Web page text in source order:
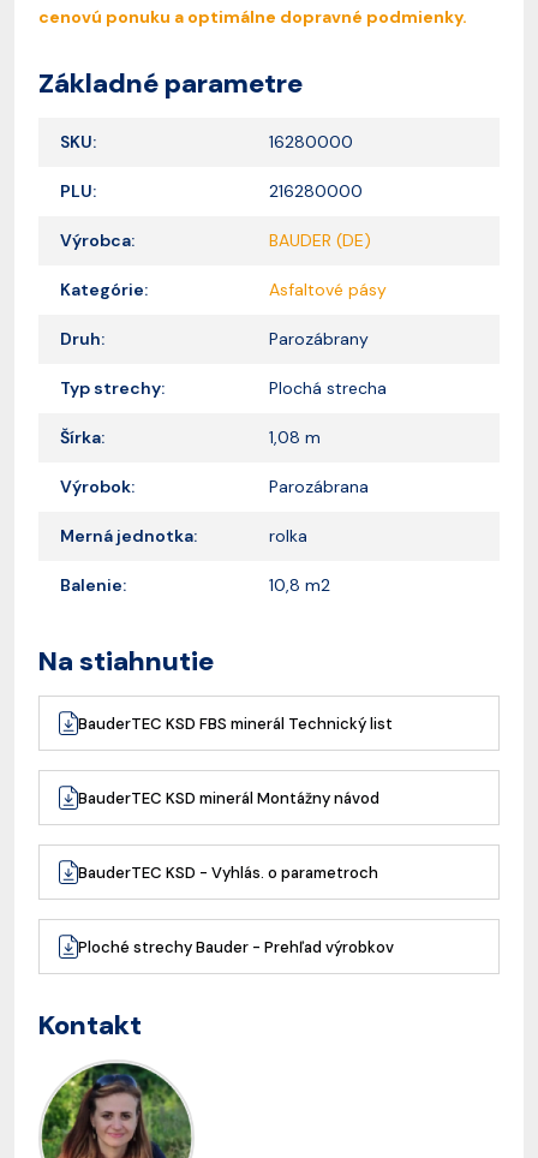
cenovú ponuku a optimálne dopravné podmienky.
Základné parametre
SKU: 16280000
PLU: 216280000
Výrobca: BAUDER (DE)
Kategórie: Asfaltové pásy
Druh: Parozábrany
Typ strechy: Plochá strecha
Šírka: 1,08 m
Výrobok: Parozábrana
Merná jednotka: rolka
Balenie: 10,8 m2
Na stiahnutie
BauderTEC KSD FBS minerál Technický list
BauderTEC KSD minerál Montážny návod
BauderTEC KSD - Vyhlás. o parametroch
Ploché strechy Bauder - Prehľad výrobkov
Kontakt